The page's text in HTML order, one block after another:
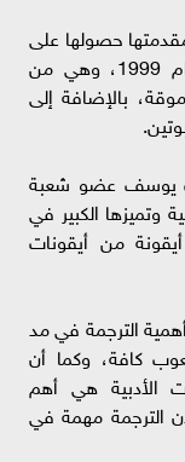
حصولها على
جائزة الملك فيصل العالمية في الأدب عام 1999، وهي من
بالإضافة إلى
يوسف عضو شعبة
وتميزها الكبير في
من أيقونات
الترجمة في مد
كافة، وكما أن
الأدبية هي أهم
الترجمة مهمة في